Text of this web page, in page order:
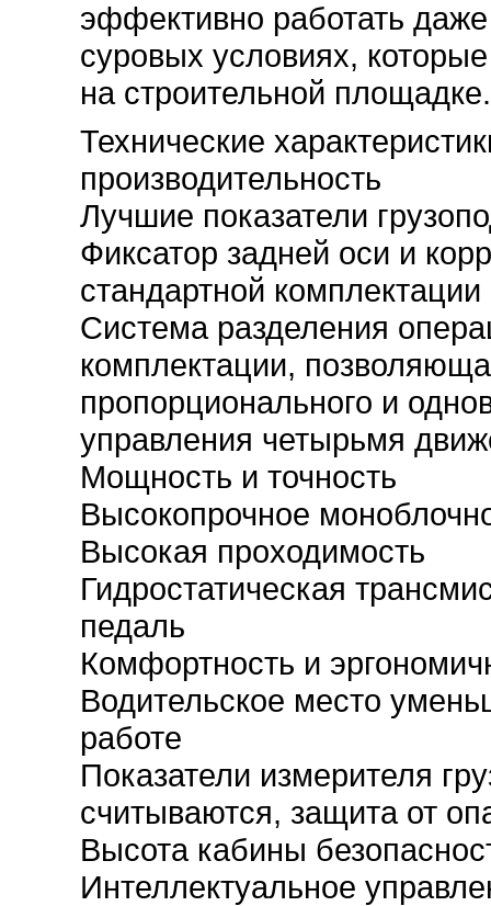
эффективно работать
суровых условиях,
на строительной площадке.
Технические
производительность
Лучшие показатели
Фиксатор задней оси и
стандартной комплектации
Система разделения
комплектации,
пропорционального и
управления четырьмя
Мощность и точность
Высокопрочное
Высокая проходимость
Гидростатическая
педаль
Комфортность и
Водительское место
работе
Показатели измерителя
считываются, защита от
Высота кабины
Интеллектуальное